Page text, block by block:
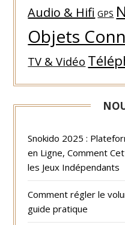
Audio & Hifi GPS
Objets
TV & Vidéo
Snokido 2025 :
en Ligne, Comment
les Jeux Indépendants
Comment régler le
guide pratique